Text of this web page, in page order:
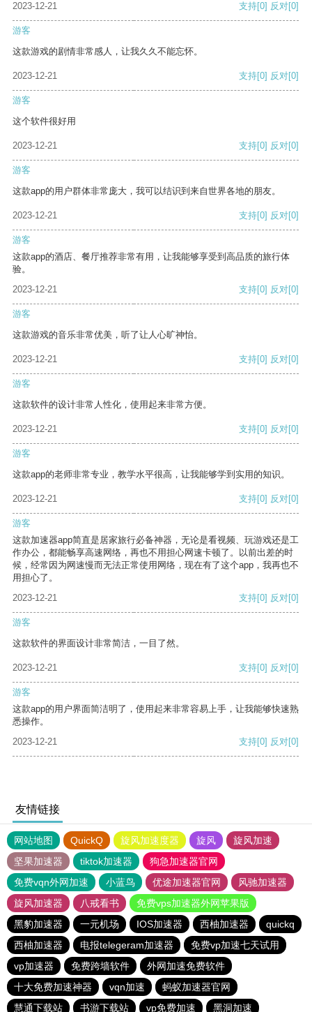
2023-12-21 支持[0] 反对[0]
游客
这款游戏的剧情非常感人，让我久久不能忘怀。
2023-12-21 支持[0] 反对[0]
游客
这个软件很好用
2023-12-21 支持[0] 反对[0]
游客
这款app的用户群体非常庞大，我可以结识到来自世界各地的朋友。
2023-12-21 支持[0] 反对[0]
游客
这款app的酒店、餐厅推荐非常有用，让我能够享受到高品质的旅行体
验。
2023-12-21
支持[0] 反对[0]
游客
这款游戏的音乐非常优美，听了让人心旷神怡。
2023-12-21 支持[0] 反对[0]
游客
这款软件的设计非常人性化，使用起来非常方便。
2023-12-21 支持[0] 反对[0]
游客
这款app的老师非常专业，教学水平很高，让我能够学到实用的知识。
2023-12-21 支持[0] 反对[0]
游客
这款加速器app简直是居家旅行必备神器，无论是看视频、玩游戏还是工
作办公，都能畅享高速网络，再也不用担心网速卡顿了。以前出差的时
候，经常因为网速慢而无法正常使用网络，现在有了这个app，我再也不
用担心了。
2023-12-21
支持[0] 反对[0]
游客
这款软件的界面设计非常简洁，一目了然。
2023-12-21 支持[0] 反对[0]
游客
这款app的用户界面简洁明了，使用起来非常容易上手，让我能够快速熟
悉操作。
2023-12-21
支持[0] 反对[0]
友情链接
网站地图 QuickQ 旋风加速度器 旋风
旋风加速
坚果加速器
tiktok加速器
狗急加速器官网
免费vqn外网加速
小蓝鸟 优途加速器官网
风驰加速器
旋风加速器
八戒看书
免费vps加速器外网苹果版
黑豹加速器
一元机场 IOS加速器 西柚加速器
quickq
西柚加速器
电报telegeram加速器
免费vp加速七天试用
vp加速器
免费跨墙软件
外网加速免费软件
十大免费加速神器
vqn加速
蚂蚁加速器官网
慧通下载站
书游下载站 vp免费加速 黑洞加速